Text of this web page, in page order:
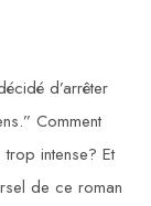
d’arrêter
Comment
intense? Et
de ce roman